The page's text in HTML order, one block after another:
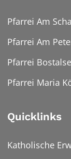
Pfarrei Am
Pfarrei Am
Pfarrei
Pfarrei Maria
Quicklinks
Katholische